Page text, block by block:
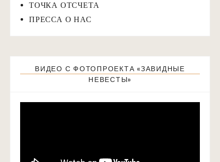
ТОЧКА ОТСЧЕТА
ПРЕССА О НАС
ВИДЕО С ФОТОПРОЕКТА «ЗАВИДНЫЕ
НЕВЕСТЫ»